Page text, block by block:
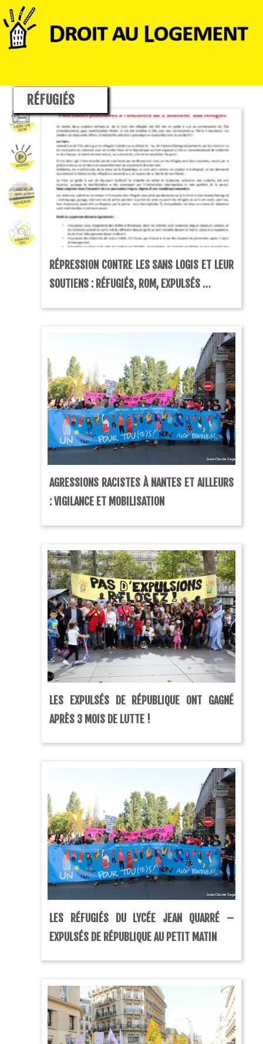
RÉFUGIÉS
RÉPRESSION CONTRE LES SANS LOGIS ET LEUR
SOUTIENS : RÉFUGIÉS, ROM, EXPULSÉS …
AGRESSIONS RACISTES À NANTES ET AILLEURS
: VIGILANCE ET MOBILISATION
LES EXPULSÉS DE RÉPUBLIQUE ONT GAGNÉ
APRÈS 3 MOIS DE LUTTE !
LES RÉFUGIÉS DU LYCÉE JEAN QUARRÉ –
EXPULSÉS DE RÉPUBLIQUE AU PETIT MATIN